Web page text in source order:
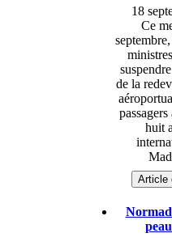
18
Ce
de la
huit
Article